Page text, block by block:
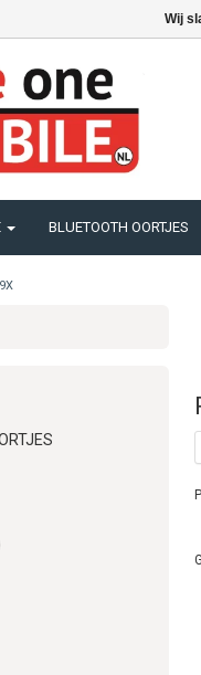
BLUETOOTH OORTJES
Wij